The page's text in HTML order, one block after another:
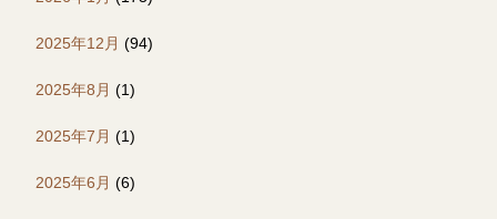
2025年12月 (94)
2025年8月 (1)
2025年7月 (1)
2025年6月 (6)